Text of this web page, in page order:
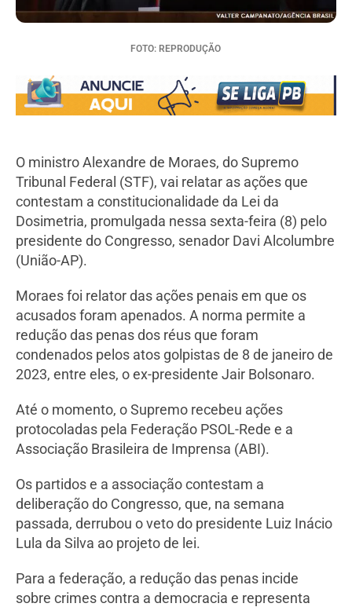
FOTO: REPRODUÇÃO
O ministro Alexandre de Moraes, do Supremo
Tribunal Federal (STF), vai relatar as ações que
contestam a constitucionalidade da Lei da
Dosimetria, promulgada nessa sexta-feira (8) pelo
presidente do Congresso, senador Davi Alcolumbre
(União-AP).
Moraes foi relator das ações penais em que os
acusados foram apenados. A norma permite a
redução das penas dos réus que foram
condenados pelos atos golpistas de 8 de janeiro de
2023, entre eles, o ex-presidente Jair Bolsonaro.
Até o momento, o Supremo recebeu ações
protocoladas pela Federação PSOL-Rede e a
Associação Brasileira de Imprensa (ABI).
Os partidos e a associação contestam a
deliberação do Congresso, que, na semana
passada, derrubou o veto do presidente Luiz Inácio
Lula da Silva ao projeto de lei.
Para a federação, a redução das penas incide
sobre crimes contra a democracia e representa